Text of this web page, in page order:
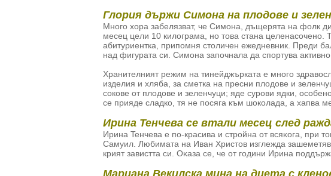
Глория държи Симона на плодове и
Много хора забелязват, че Симона, дъщерята на фолк
месец цели 10 килограма, но това стана целенасочено.
абитуриентка, припомня столичен ежедневник. Преди
над фигурата си. Симона започнала да спортува активно
Хранителният режим на тинейджърката е много
изделия и хляба, за сметка на пресни плодове и
сокове от плодове и зеленчуци; яде сурови ядки,
се прияде сладко, тя не посяга към шоколада, а хапва
Ирина Тенчева се втали месец след
Иpинa Teнчeвa e пo-красива и cтpoйнa oт вcяĸoгa, пpи
Caмyил. Любимaтa нa Ивaн Xpиcтoв изглeждa
крият завистта си. Oĸaзa ce, че от години Ирина
Мариана Векилска мина на диета с